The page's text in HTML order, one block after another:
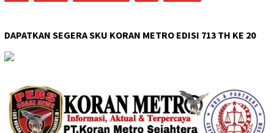
DAPATKAN SEGERA SKU KORAN METRO EDISI 713 TH KE 20